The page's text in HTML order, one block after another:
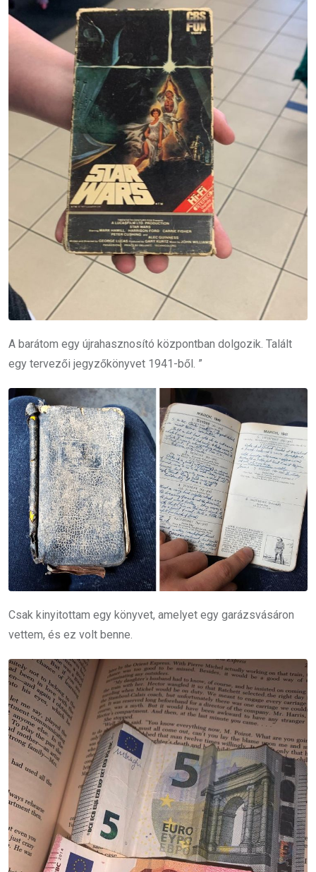
A barátom egy újrahasznosító központban dolgozik. Talált
egy tervezői jegyzőkönyvet 1941-ből. ”
Csak kinyitottam egy könyvet, amelyet egy garázsvásáron
vettem, és ez volt benne.